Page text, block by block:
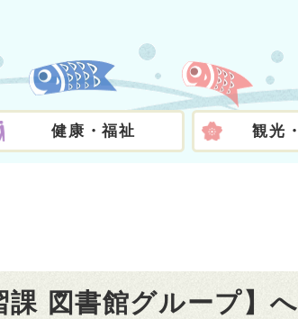
健康・福祉 観光
課 図書館グループ】